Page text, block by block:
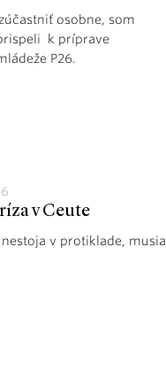
osobne, som
k príprave
P26.
v Ceute
v protiklade, musia